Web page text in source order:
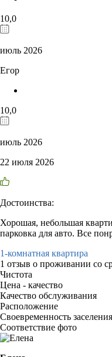
10,0
июль 2026
Егор
10,0
июль 2026
22 июля 2026
Достоинства:
Хорошая, небольшая
парковка для авто. Все
1-комнатная квартира
1 отзыв о проживании со
Чистота
Цена - качество
Качество обслуживания
Расположение
Своевременность заселения
Соответствие фото